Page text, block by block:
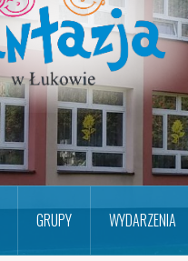
GRUPY WYDARZENIA